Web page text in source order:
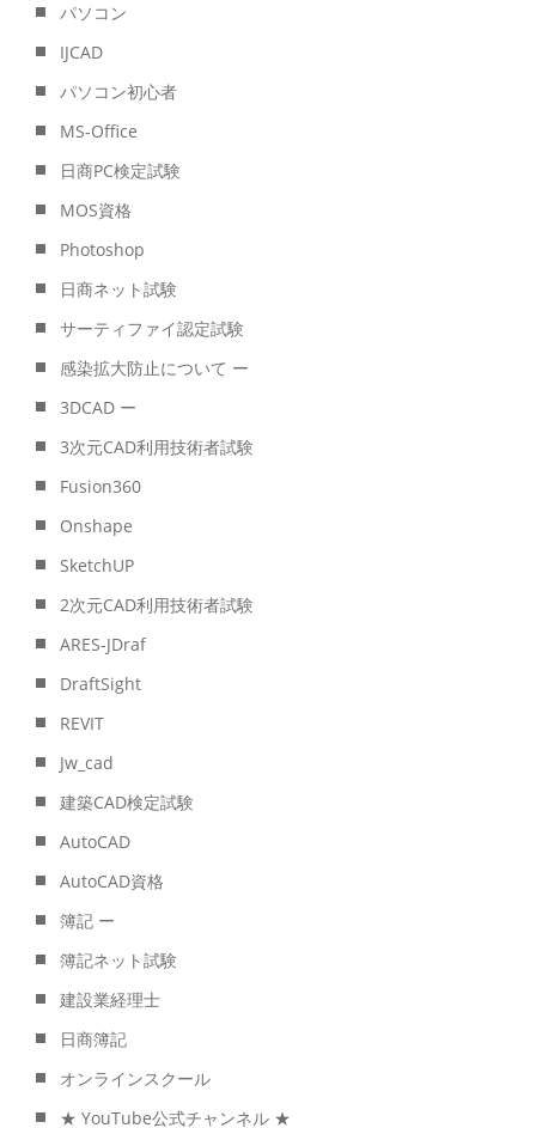
パソコン
IJCAD
パソコン初心者
MS-Office
日商PC検定試験
MOS資格
Photoshop
日商ネット試験
サーティファイ認定試験
感染拡大防止について ー
3DCAD ー
3次元CAD利用技術者試験
Fusion360
Onshape
SketchUP
2次元CAD利用技術者試験
ARES-JDraf
DraftSight
REVIT
Jw_cad
建築CAD検定試験
AutoCAD
AutoCAD資格
簿記 ー
簿記ネット試験
建設業経理士
日商簿記
オンラインスクール
★ YouTube公式チャンネル ★